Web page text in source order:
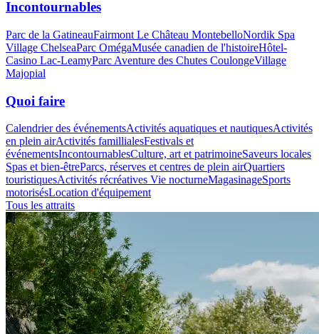
Incontournables
Parc de la GatineauFairmont Le Château MontebelloNordik Spa
Village ChelseaParc OmégaMusée canadien de l'histoireHôtel-
Casino Lac-LeamyParc Aventure des Chutes CoulongeVillage
Majopial
Quoi faire
Calendrier des événementsActivités aquatiques et nautiquesActivités
en plein airActivités famillialesFestivals et
événementsIncontournablesCulture, art et patrimoineSaveurs locales
Spas et bien-êtreParcs, réserves et centres de plein airQuartiers
touristiquesActivités récréatives Vie nocturneMagasinageSports
motorisésLocation d'équipement
Tous les attraits